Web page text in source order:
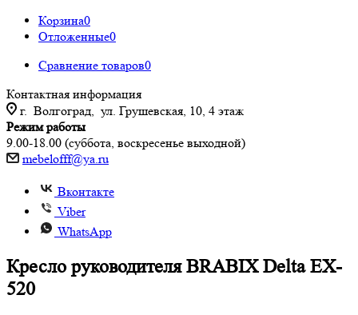
Корзина0
Отложенные0
Сравнение товаров0
Контактная информация
г. Волгоград, ул. Грушевская, 10, 4 этаж
Режим работы
9.00-18.00 (суббота, воскресенье выходной)
mebelofff@ya.ru
Вконтакте
Viber
WhatsApp
Кресло руководителя BRABIX Delta EX-
520